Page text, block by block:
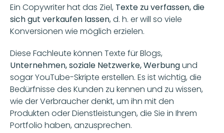
Ein Copywriter hat das Ziel, Texte zu verfassen, die
sich gut verkaufen lassen, d. h. er will so viele
Konversionen wie möglich erzielen.
Diese Fachleute können Texte für Blogs,
Unternehmen, soziale Netzwerke, Werbung und
sogar YouTube-Skripte erstellen. Es ist wichtig, die
Bedürfnisse des Kunden zu kennen und zu wissen,
wie der Verbraucher denkt, um ihn mit den
Produkten oder Dienstleistungen, die Sie in Ihrem
Portfolio haben, anzusprechen.